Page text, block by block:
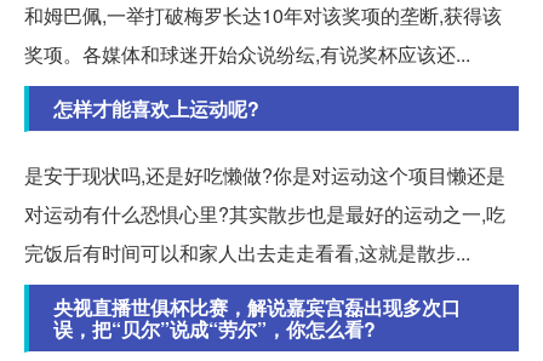
和姆巴佩,一举打破梅罗长达10年对该奖项的垄断,获得该
奖项。各媒体和球迷开始众说纷纭,有说奖杯应该还...
怎样才能喜欢上运动呢?
是安于现状吗,还是好吃懒做?你是对运动这个项目懒还是
对运动有什么恐惧心里?其实散步也是最好的运动之一,吃
完饭后有时间可以和家人出去走走看看,这就是散步...
央视直播世俱杯比赛，解说嘉宾宫磊出现多次口
误，把“贝尔”说成“劳尔”，你怎么看?